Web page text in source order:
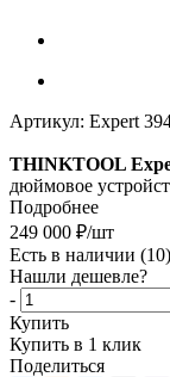
Артикул: Expert
THINKTOOL
дюймовое
Подробнее
249 000 ₽/шт
Есть в наличии (10)
Нашли дешевле?
-
Купить
Купить в 1 клик
Поделиться